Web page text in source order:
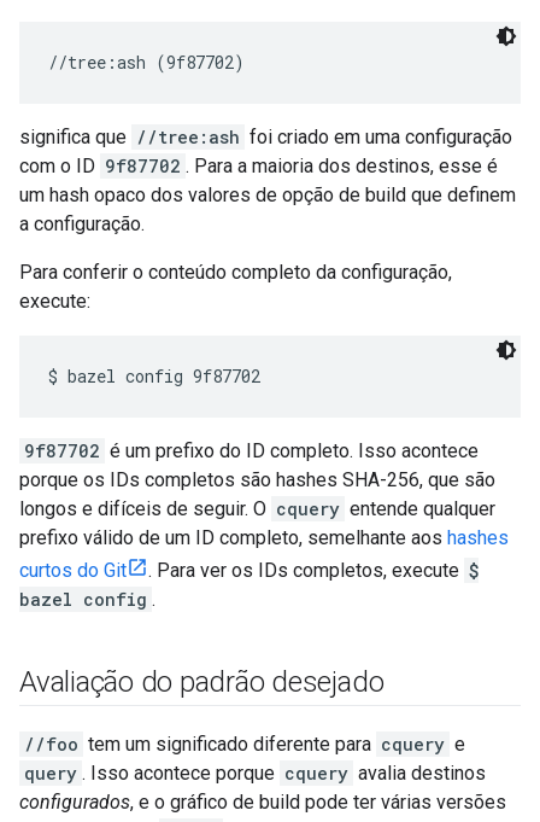
significa que //tree:ash foi criado em uma configuração
com o ID 9f87702 . Para a maioria dos destinos, esse é
um hash opaco dos valores de opção de build que definem
a configuração.
Para conferir o conteúdo completo da configuração,
execute:
9f87702 é um prefixo do ID completo. Isso acontece
porque os IDs completos são hashes SHA-256, que são
longos e difíceis de seguir. O cquery entende qualquer
prefixo válido de um ID completo, semelhante aos hashes
curtos do Git
. Para ver os IDs completos, execute $
bazel config .
Avaliação do padrão desejado
//foo tem um significado diferente para cquery e
query . Isso acontece porque cquery avalia destinos
configurados, e o gráfico de build pode ter várias versões